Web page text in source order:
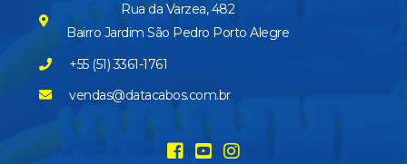
Rua da Varzea, 482
Bairro Jardim São Pedro Porto Alegre
+55 (51) 3361-1761
vendas@datacabos.com.br